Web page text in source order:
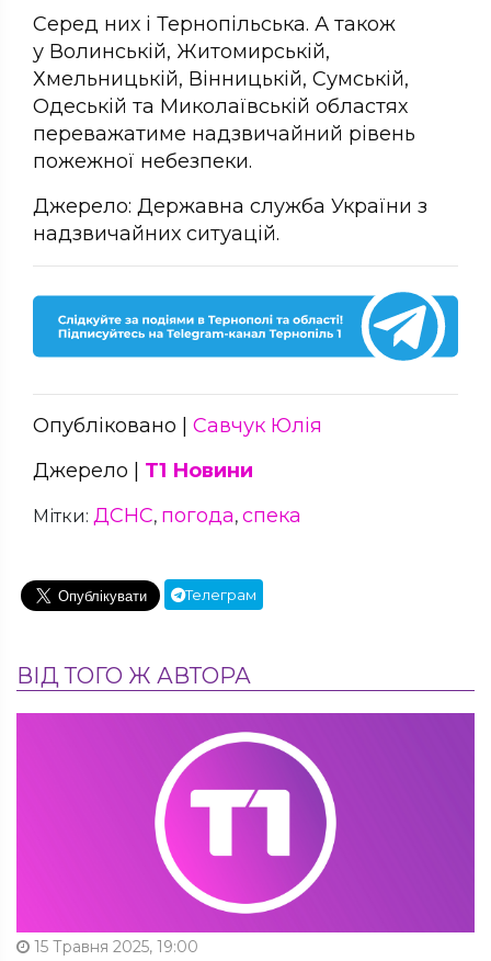
Серед них і Тернопільська. А також
у Волинській, Житомирській,
Хмельницькій, Вінницькій, Сумській,
Одеській та Миколаївській областях
переважатиме надзвичайний рівень
пожежної небезпеки.
Джерело: Державна служба України з
надзвичайних ситуацій.
Опубліковано | Савчук Юлія
Джерело | Т1 Новини
Мітки: ДСНС, погода, спека
Телеграм
ВІД ТОГО Ж АВТОРА
15 Травня 2025, 19:00